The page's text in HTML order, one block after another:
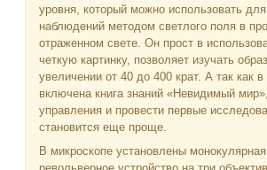
уровня, который можно использовать
наблюдений методом светлого поля в
отраженном свете. Он прост в
четкую картинку, позволяет изучать
увеличении от 40 до 400 крат. А так как
включена книга знаний «Невидимый
управления и провести первые
становится еще проще.
В микроскопе установлены